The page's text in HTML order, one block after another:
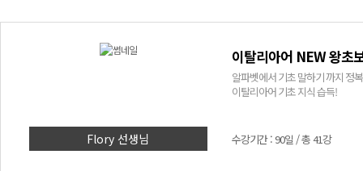
Flory 선생님
이탈리아어 NEW 왕초
알파벳에서 기초 말하기 까지 정
이탈리아어 기초 지식 습득!
수강기간 : 90일 / 총 41강